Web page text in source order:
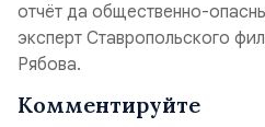
отчёт да общественно-
эксперт Ставропольского
Рябова.
Комментируйте